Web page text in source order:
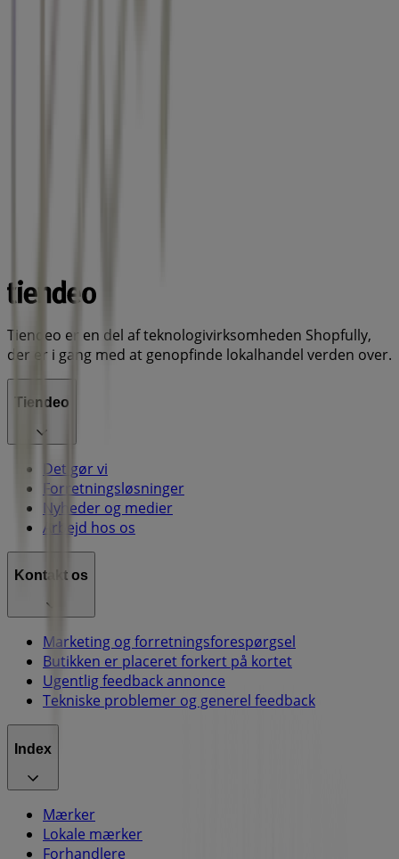
Tiendeo er en del af teknologivirksomheden Shopfully,
der er i gang med at genopfinde lokalhandel verden over.
Tiendeo
Det gør vi
Forretningsløsninger
Nyheder og medier
Arbejd hos os
Kontakt os
Marketing og forretningsforespørgsel
Butikken er placeret forkert på kortet
Ugentlig feedback annonce
Tekniske problemer og generel feedback
Index
Mærker
Lokale mærker
Forhandlere